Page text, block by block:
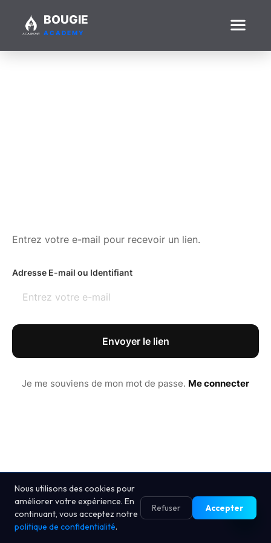
BOUGIE
ACADEMY
Entrez votre e-mail pour recevoir un lien.
Adresse E-mail ou Identifiant
Envoyer le lien
Je me souviens de mon mot de passe. Me connecter
Nous utilisons des cookies pour
améliorer votre expérience. En
continuant, vous acceptez notre
politique de confidentialité.
Refuser Accepter